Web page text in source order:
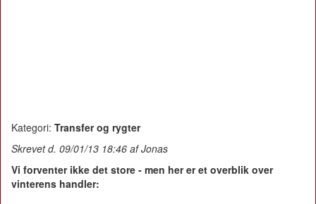
Kategori: Transfer og rygter
Skrevet d. 09/01/13 18:46 af Jonas
Vi forventer ikke det store - men her er et overblik over
vinterens handler: